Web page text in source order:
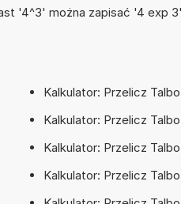
'4^3' można zapisać '4 exp
Kalkulator: Przelicz
Kalkulator: Przelicz
Kalkulator: Przelicz
Kalkulator: Przelicz